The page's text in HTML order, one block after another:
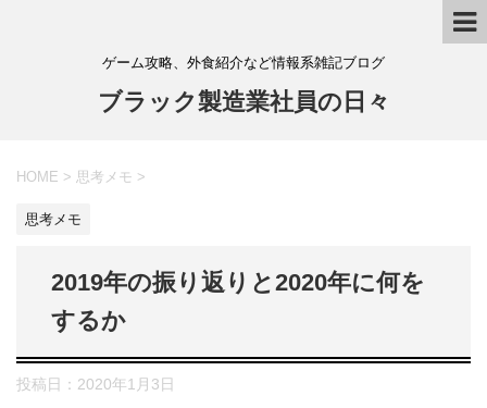
ゲーム攻略、外食紹介など情報系雑記ブログ
ブラック製造業社員の日々
HOME > 思考メモ >
思考メモ
2019年の振り返りと2020年に何を
するか
投稿日： 2020年1月3日